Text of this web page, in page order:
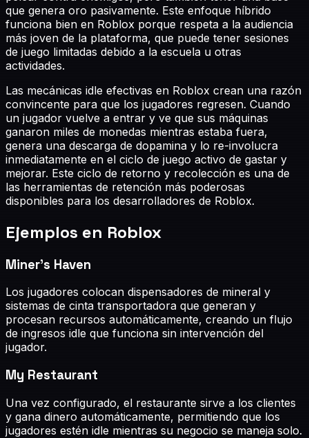
que genera oro pasivamente. Este enfoque híbrido
funciona bien en Roblox porque respeta a la audiencia
más joven de la plataforma, que puede tener sesiones
de juego limitadas debido a la escuela u otras
actividades.
Las mecánicas idle efectivas en Roblox crean una razón
convincente para que los jugadores regresen. Cuando
un jugador vuelve a entrar y ve que sus máquinas
ganaron miles de monedas mientras estaba fuera,
genera una descarga de dopamina y lo re-involucra
inmediatamente en el ciclo de juego activo de gastar y
mejorar. Este ciclo de retorno y recolección es una de
las herramientas de retención más poderosas
disponibles para los desarrolladores de Roblox.
Ejemplos en Roblox
Miner's Haven
Los jugadores colocan dispensadores de mineral y
sistemas de cinta transportadora que generan y
procesan recursos automáticamente, creando un flujo
de ingresos idle que funciona sin intervención del
jugador.
My Restaurant
Una vez configurado, el restaurante sirve a los clientes
y gana dinero automáticamente, permitiendo que los
jugadores estén idle mientras su negocio se maneja solo.